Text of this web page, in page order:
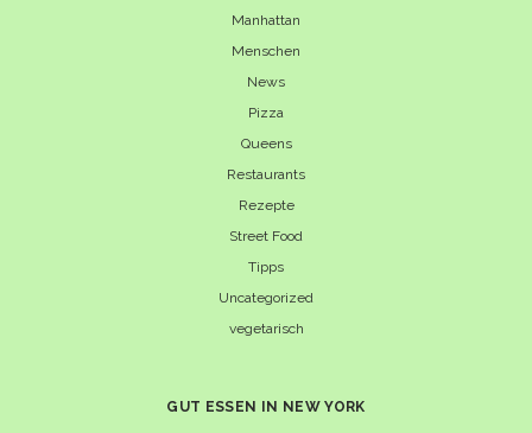
Manhattan
Menschen
News
Pizza
Queens
Restaurants
Rezepte
Street Food
Tipps
Uncategorized
vegetarisch
GUT ESSEN IN NEW YORK